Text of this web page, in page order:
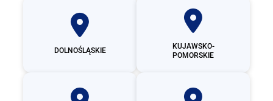
DOLNOŚLĄSKIE
KUJAWSKO-
POMORSKIE